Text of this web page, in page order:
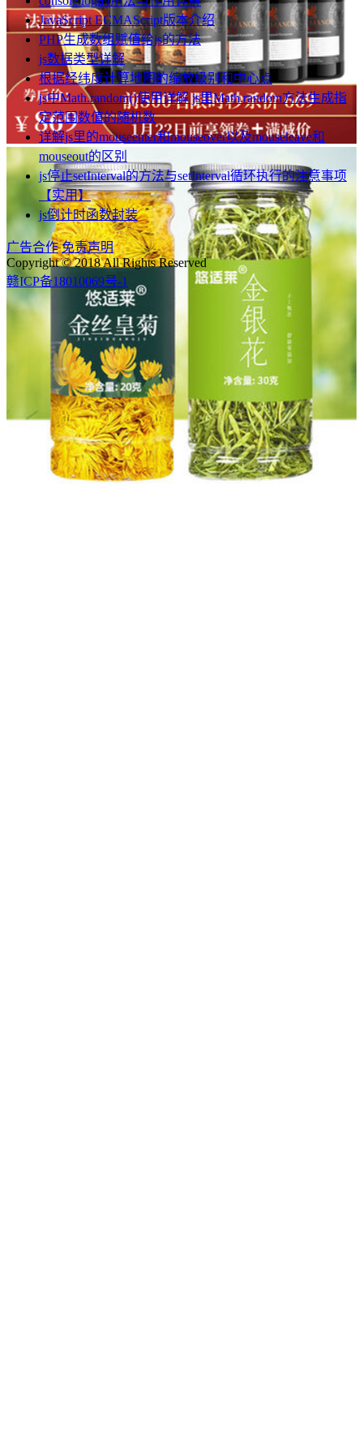
JavaScript ECMAScript版本介绍
PHP生成数组赋值给js的方法
js数据类型详解
根据经纬度计算地图的缩放级别和中心点
js中Math.random()使用详解 js里Math.random方法生成指
定范围数值的随机数
详解js里的mouseenter和mouseover以及mouseleave和
mouseout的区别
js停止setInterval的方法与setInterval循环执行的注意事项
【实用】
js倒计时函数封装
广告合作 免责声明
Copyright © 2018 All Rights Reserved
赣ICP备18010069号-1